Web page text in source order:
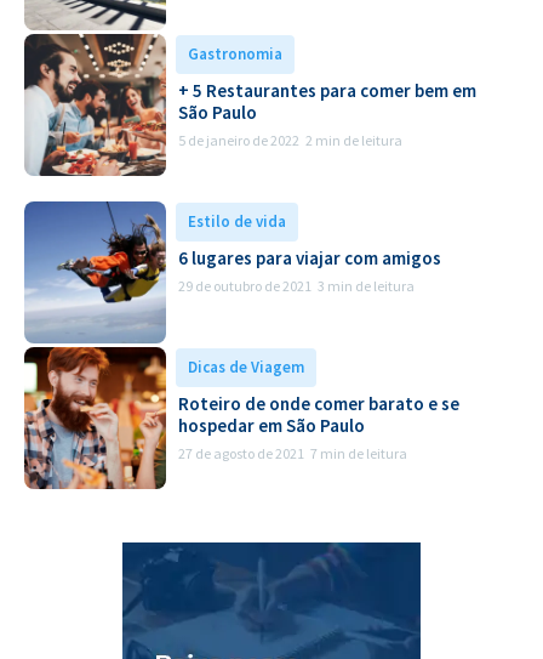
Gastronomia
+ 5 Restaurantes para comer bem em
São Paulo
5 de janeiro de 2022 2 min de leitura
Estilo de vida
6 lugares para viajar com amigos
29 de outubro de 2021 3 min de leitura
Dicas de Viagem
Roteiro de onde comer barato e se
hospedar em São Paulo
27 de agosto de 2021 7 min de leitura